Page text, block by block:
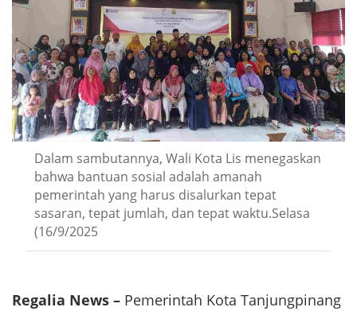
Dalam sambutannya, Wali Kota Lis menegaskan
bahwa bantuan sosial adalah amanah
pemerintah yang harus disalurkan tepat
sasaran, tepat jumlah, dan tepat waktu.Selasa
(16/9/2025
Regalia News – Pemerintah Kota Tanjungpinang